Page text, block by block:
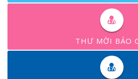
THƯ MỜI BÁO